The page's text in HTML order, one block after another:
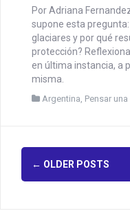
PENSAR
MISMA
en última instancia, a
misma.